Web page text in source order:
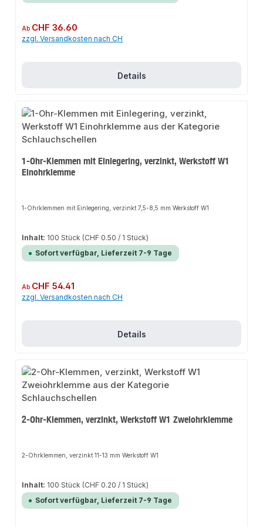
Regulärer Preis:
Ab CHF 36.60
zzgl. Versandkosten nach CH
Details
1-Ohr-Klemmen mit Einlegering, verzinkt, Werkstoff W1
Einohrklemme
1-Ohrklemmen mit Einlegering, verzinkt 7,5-8,5 mm Werkstoff W1
Inhalt: 100 Stück (CHF 0.50 / 1 Stück)
Sofort verfügbar, Lieferzeit 7-9 Tage
Regulärer Preis:
Ab CHF 54.41
zzgl. Versandkosten nach CH
Details
2-Ohr-Klemmen, verzinkt, Werkstoff W1 Zweiohrklemme
2-Ohrklemmen, verzinkt 11-13 mm Werkstoff W1
Inhalt: 100 Stück (CHF 0.20 / 1 Stück)
Sofort verfügbar, Lieferzeit 7-9 Tage